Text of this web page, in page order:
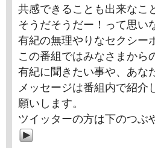
共感できることも出来なこ
そうだそうだー！って思い
有紀の無理やりなセクシー
この番組ではみなさまから
有紀に聞きたい事や、あな
メッセージは番組内で紹介
願いします。
ツイッターの方は下のつぶ